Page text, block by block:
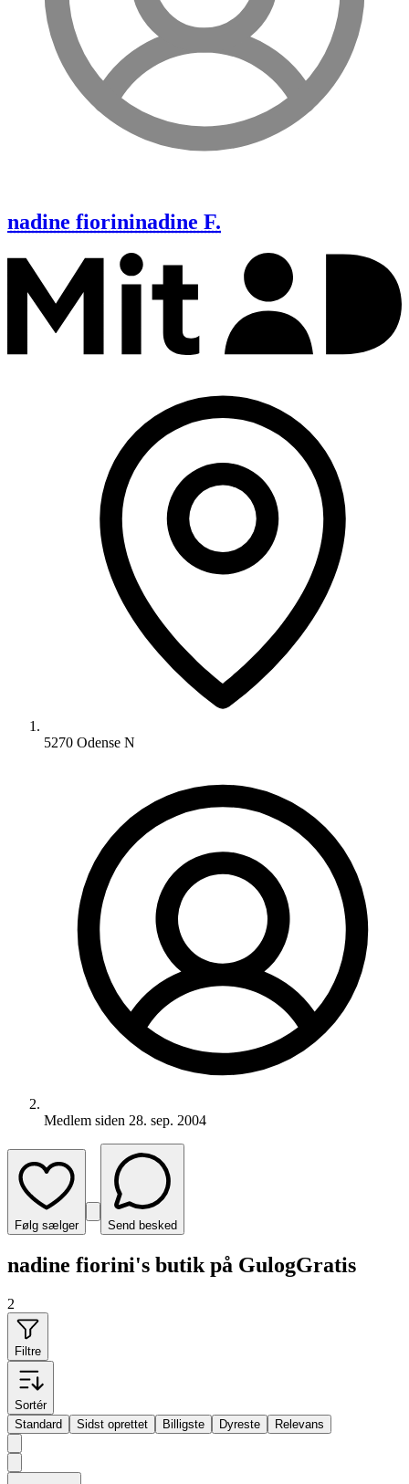
nadine fiorininadine F.
5270 Odense N
Medlem siden 28. sep. 2004
Følg sælger Send besked
nadine fiorini's butik på GulogGratis
2
Filtre
Sortér
Standard
Sidst oprettet Billigste Dyreste Relevans